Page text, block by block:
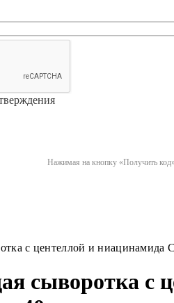
Нажимая на кнопку «Получить
с центеллой и ниацинамида
сыворотка с